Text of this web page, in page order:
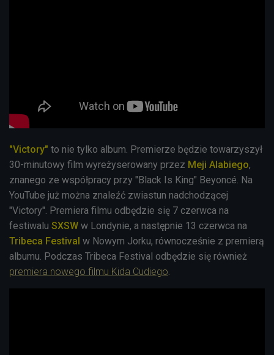
"Victory" to nie tylko album. Premierze będzie towarzyszył
30-minutowy film wyreżyserowany przez Meji Alabiego,
znanego ze współpracy przy "Black Is King" Beyoncé. Na
YouTube już można znaleźć zwiastun nadchodzącej
"Victory". Premiera filmu odbędzie się 7 czerwca na
festiwalu SXSW w Londynie, a następnie 13 czerwca na
Tribeca Festival w Nowym Jorku, równocześnie z premierą
albumu. Podczas Tribeca Festival odbędzie się również
premiera nowego filmu Kida Cudiego.